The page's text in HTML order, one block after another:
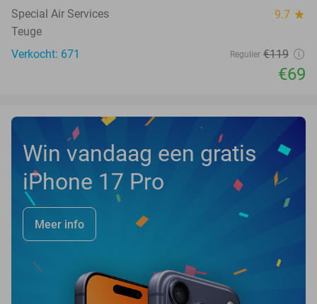
Special Air Services 9.7 star
Teuge
Verkocht: 671
Regulier €119
€69
Win vandaag een gratis
iPhone 17 Pro
Meer info